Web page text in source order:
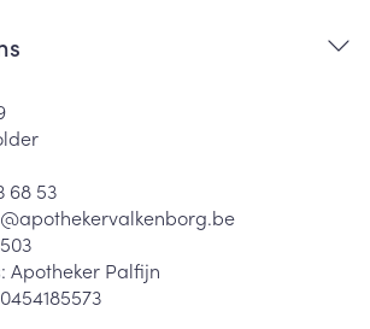
68 53
apothekervalkenborg.be
Apotheker Palfijn